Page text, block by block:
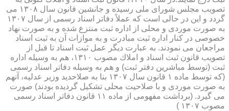
تصویب مجلس شورای ملی رسیده و جانشین قانون سال ۱۳۰۸ می
گردد و این در حالی است كه عملاً دفاتر اسناد رسمی از سال ۱۳۰۷
به صورت موردی و محلی از اداره ثبت منتزع شده و به صورت نهاد
خصوصی در كنار اداره ثبت مبادرت و به موازات آن به ثبت اسناد
مراجعان می نمودند. به عبارت دیگر عمل ثبت اسناد تا قبل از
تصویب قانون ثبت اسناد و املاك مصوب ۱۳۱۰، هم به وسیله اداره
ثبت (توسط مباشرین دفتر ثبت) و هم به وسیله دفاتر اسناد رسمی
(كه توسط ماده ۱ قانون سال ۱۳۰۷ بنا به صلاحدید وزیر عدلیه، آنهم
به صورت موردی و با صلاحیت محلی تشكیل گردیده بودند) صورت
می گیرد. (برداشت مفهومی از ماده ۱۱ قانون دفاتر اسناد رسمی
مصوب ۱۳۰۷ )